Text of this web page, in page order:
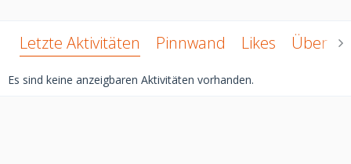
Letzte Aktivitäten Pinnwand Likes Über
Es sind keine anzeigbaren Aktivitäten vorhanden.